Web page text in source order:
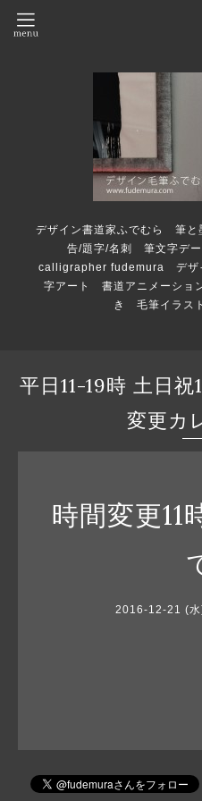
デザイン書道家ふでむら 筆
告/題字/名刺 筆文字デ
calligrapher fudemura デザ
字アート 書道アニメーシ
き 毛筆イラ
平日11-19時 土日
変更カ
時間変更11
2016-12-21 (